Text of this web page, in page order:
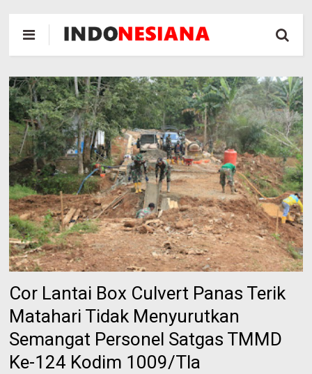
Cor Lantai Box Culvert Panas Terik
Matahari Tidak Menyurutkan
Semangat Personel Satgas TMMD
Ke-124 Kodim 1009/Tla